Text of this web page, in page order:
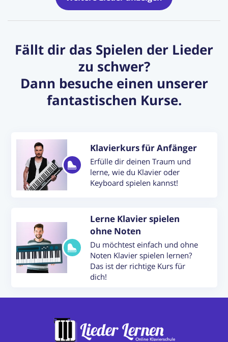
Fällt dir das Spielen der Lieder
zu schwer?
Dann besuche einen unserer
fantastischen Kurse.
Klavierkurs für Anfänger
Erfülle dir deinen Traum und
lerne, wie du Klavier oder
Keyboard spielen kannst!
Lerne Klavier spielen
ohne Noten
Du möchtest einfach und ohne
Noten Klavier spielen lernen?
Das ist der richtige Kurs für
dich!